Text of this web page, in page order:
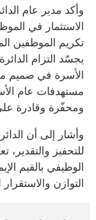
وأكد مدير عام
الاستثمار في
تكريم الموظفين
يجسّد التزام
الأسرة في صميم
ومحفّزة وقادرة
وأشار إلى أن
للتحفيز والتقدير،
الوظيفي بالقيم
التوازن